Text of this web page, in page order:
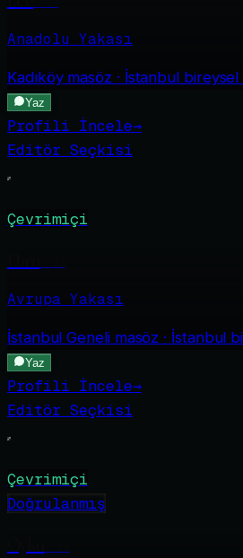
Anadolu Yakası
Kadıköymasöz · İstanbul bireysel
Yaz
Profili İncele→
Editör Seçkisi
Çevrimiçi
Avrupa Yakası
İstanbul Genelimasöz · İstanbul
Yaz
Profili İncele→
Editör Seçkisi
Çevrimiçi
Doğrulanmış